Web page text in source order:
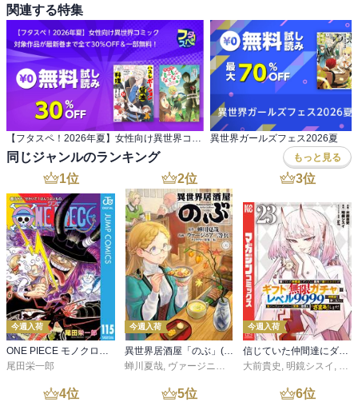
関連する特集
異世界ガールズフェス2026夏
同じジャンルのランキング もっと見る
1位
今週入荷
ONE PIECE モノクロ版 115
尾田栄一郎
2位
今週入荷
異世界居酒屋「のぶ」(22)
蝉川夏哉, ヴァージニア二等兵 ,転
3位
今週入荷
信じていた仲間達にダンジョン奥地で殺されかけたがギフト『無限ガチャ』でレベル９９９９の仲間達を手に入れて元パーティーメンバーと世界に復讐＆『ざまぁ！』します！（２３）
大前貴史 , 明鏡シスイ , ｔ
4位 5位 6位